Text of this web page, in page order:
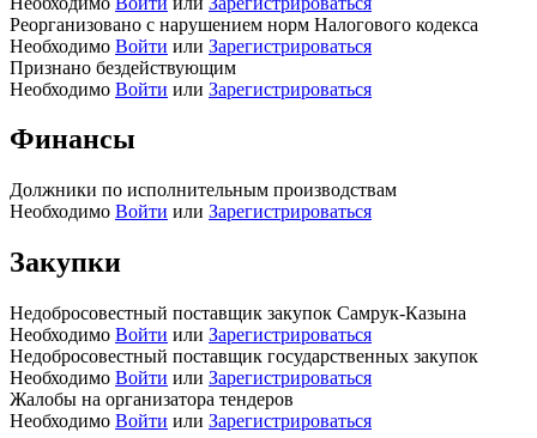
Реорганизовано с нарушением норм Налогового кодекса
Необходимо Войти или Зарегистрироваться
Признано бездействующим
Необходимо Войти или Зарегистрироваться
Финансы
Должники по исполнительным производствам
Необходимо Войти или Зарегистрироваться
Закупки
Недобросовестный поставщик закупок Самрук-Казына
Необходимо Войти или Зарегистрироваться
Недобросовестный поставщик государственных закупок
Необходимо Войти или Зарегистрироваться
Жалобы на организатора тендеров
Необходимо Войти или Зарегистрироваться